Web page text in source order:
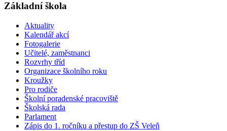
Základní škola
Aktuality
Kalendář akcí
Fotogalerie
Učitelé, zaměstnanci
Rozvrhy tříd
Organizace školního roku
Kroužky
Pro rodiče
Školní poradenské pracoviště
Školská rada
Parlament
Zápis do 1. ročníku a přestup do ZŠ Veleň